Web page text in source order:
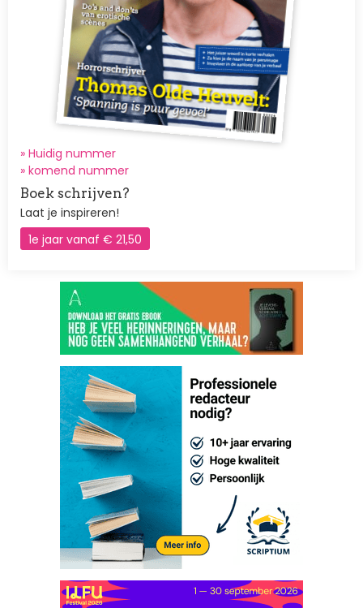
» Huidig nummer
» komend nummer
Boek schrijven?
Laat je inspireren!
1e jaar vanaf € 21,50